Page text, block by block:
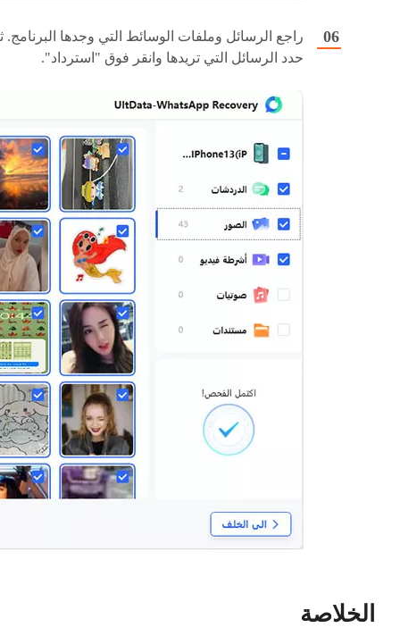
راجع الرسائل وملفات الوسائط التي وجدها البرنامج.
حدد الرسائل التي تريدها وانقر فوق "استرداد".
الخلاصة